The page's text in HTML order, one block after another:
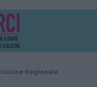
Cuisine Régionale